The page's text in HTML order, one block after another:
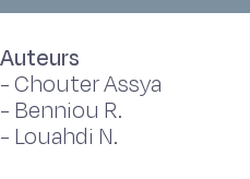
Auteurs
-Chouter Assya
- Benniou R.
- Louahdi N.